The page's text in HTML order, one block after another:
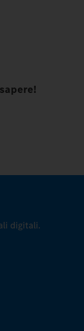
digitali.